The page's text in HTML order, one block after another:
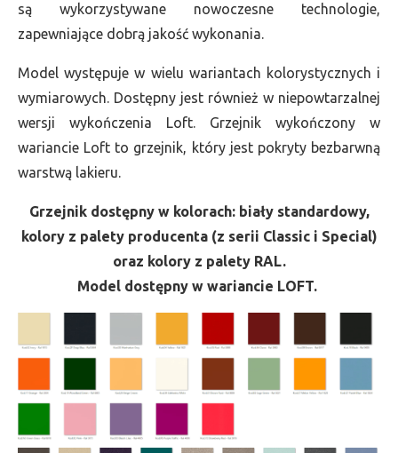
są wykorzystywane nowoczesne technologie,
zapewniające dobrą jakość wykonania.
Model występuje w wielu wariantach kolorystycznych i
wymiarowych. Dostępny jest również w niepowtarzalnej
wersji wykończenia Loft. Grzejnik wykończony w
wariancie Loft to grzejnik, który jest pokryty bezbarwną
warstwą lakieru.
Grzejnik dostępny w kolorach: biały standardowy,
kolory z palety producenta (z serii Classic i Special)
oraz kolory z palety RAL.
Model dostępny w wariancie LOFT.